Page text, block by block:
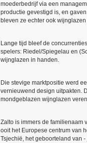
moederbedrijf via een
productie gevestigd is, en
bleven ze echter ook
Lange tijd bleef de
spelers: Riedel/Spiegelau en
wijnglazen in handen.
Die stevige marktpositie werd
vernieuwend design uitpakten.
mondgeblazen wijnglazen
Zalto is immers de familienaam
ooit het Europese centrum van
Tsjechië, het geboorteland van